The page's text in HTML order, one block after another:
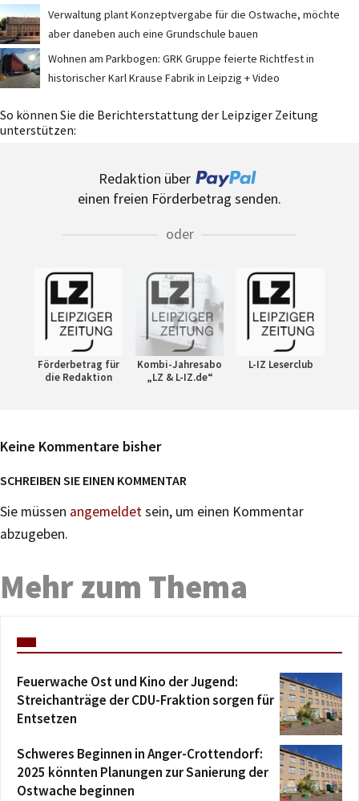
Verwaltung plant Konzeptvergabe für die Ostwache, möchte
aber daneben auch eine Grundschule bauen
Wohnen am Parkbogen: GRK Gruppe feierte Richtfest in
historischer Karl Krause Fabrik in Leipzig + Video
So können Sie die Berichterstattung der Leipziger Zeitung
unterstützen:
Redaktion über
einen freien Förderbetrag senden.
oder
Förderbetrag für
die Redaktion
Kombi-Jahresabo
„LZ & L-IZ.de“
L-IZ Leserclub
Keine Kommentare bisher
SCHREIBEN SIE EINEN KOMMENTAR
Sie müssen angemeldetsein, um einen Kommentar
abzugeben.
Mehr zum Thema
Feuerwache Ost und Kino der Jugend:
Streichanträge der CDU-Fraktion sorgen für
Entsetzen
Schweres Beginnen in Anger-Crottendorf:
2025 könnten Planungen zur Sanierung der
Ostwache beginnen